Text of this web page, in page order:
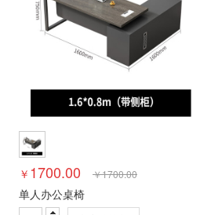
系统
特殊照相机 专用照相机
其他视频会议系统设备
音视频矩
制台
传真通信设备 扫描仪
空气净化设备
激光打印机 喷墨打印机
防火墙
路由器 液晶显示器
平板式
（含一体机台式电脑）
￥ 1700.00 ￥1700.00
单人办公桌椅